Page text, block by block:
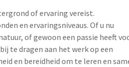
of ervaring vereist.
en ervaringsniveaus. Of u nu
of gewoon een passie heeft
te dragen aan het werk op een
en bereidheid om te leren en